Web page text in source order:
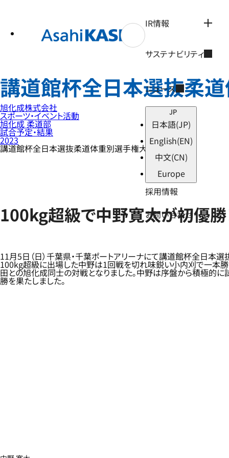
IR情報
サステナビリティ
ニュース
JP
日本語(JP)
English(EN)
中文(CN)
Europe
採用情報
お問い合わせ
講道館杯全日本選抜柔
旭化成株式会社
スポーツ・イベント活動
旭化成 柔道部
試合予定・結果
2023
講道館杯全日本選抜柔道体重別選手権大会
100kg超級で中野寛太が初優勝
11月5日（日）千葉県・千葉ポートアリーナにて講道館杯全日本
100kg超級に出場した中野は1回戦を切れ味鋭い小内刈で一本勝
田との旭化成同士の対戦となりました。中野は序盤から積極的
勝を果たしました。